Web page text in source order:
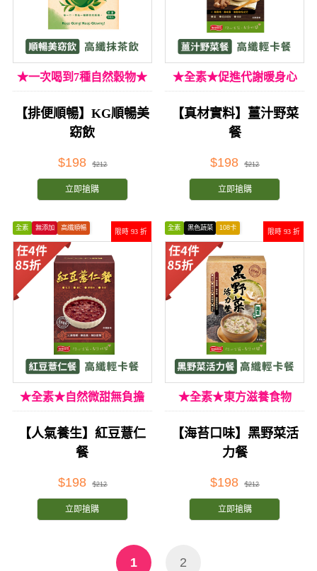
★一次喝到7種自然穀物★
【排便順暢】KG順暢美
窈飲
$198 $212
立即搶購
★全素★促進代謝暖身心
【真材實料】薑汁野菜
餐
$198 $212
立即搶購
限時 93 折
全素 無添加 高纖順暢
★全素★自然微甜無負擔
【人氣養生】紅豆薏仁
餐
$198 $212
立即搶購
限時 93 折
全素 黑色蔬菜 108卡
★全素★東方滋養食物
【海苔口味】黑野菜活
力餐
$198 $212
立即搶購
1 2